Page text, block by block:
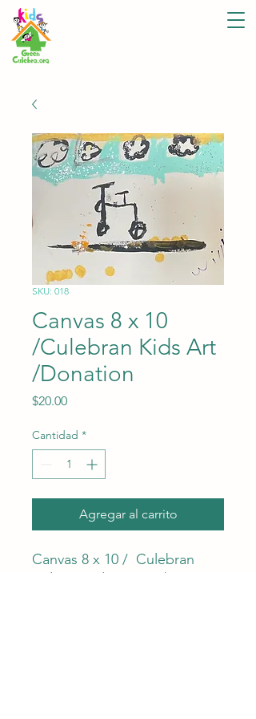
SKU: 018
Canvas 8 x 10
/Culebran Kids Art
/Donation
$20.00Precio
Cantidad *
Agregar al carrito
Canvas 8 x 10 / Culebran
Kids Art / donation. $20 +